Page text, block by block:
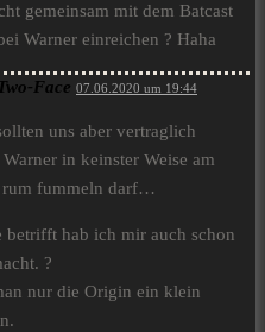
gemeinsam mit dem Batcast
Warner einreichen ? Haha
Face 07.06.2020 um 19:44
uns aber vertraglich
in keinster Weise am
rum fummeln darf…
betrifft hab ich mir auch schon
?
nur die Origin ein klein